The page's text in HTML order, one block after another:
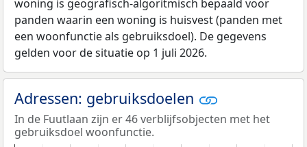
woning is geografisch-algoritmisch bepaald voor
panden waarin een woning is huisvest (panden met
een woonfunctie als gebruiksdoel). De gegevens
gelden voor de situatie op 1 juli 2026.
Adressen: gebruiksdoelen
In de Fuutlaan zijn er 46 verblijfsobjecten met het
gebruiksdoel woonfunctie.